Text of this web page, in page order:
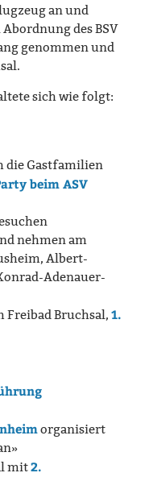
an und
des BSV
genommen und
sich wie folgt:
die Gastfamilien
beim ASV
nehmen am
Albert-
Adenauer-
Bruchsal, 1.
organisiert
mit2.